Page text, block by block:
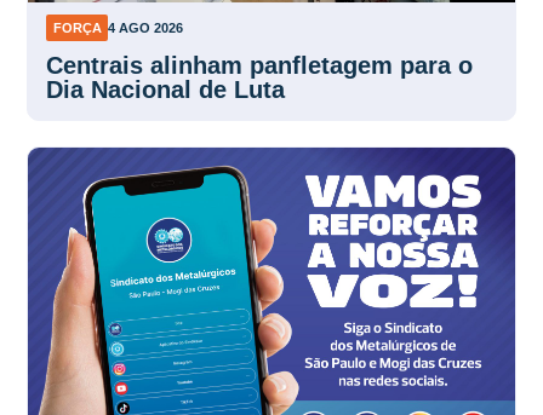
FORÇA 4 AGO 2026
Centrais alinham panfletagem para o
Dia Nacional de Luta